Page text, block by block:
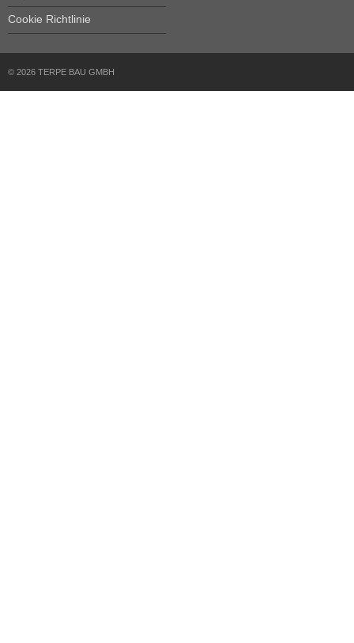
Cookie Richtlinie
© 2026 TERPE BAU GMBH